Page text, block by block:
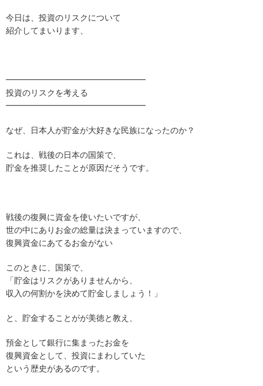
今日は、投資のリスクについて
紹介してまいります、
━━━━━━━━━━━━━━━━━
投資のリスクを考える
━━━━━━━━━━━━━━━━━
なぜ、日本人が貯金が大好きな民族になったのか？
これは、戦後の日本の国策で、
貯金を推奨したことが原因だそうです。
戦後の復興に資金を使いたいですが、
世の中にありお金の総量は決まっていますので、
復興資金にあてるお金がない
このときに、国策で、
「貯金はリスクがありませんから、
収入の何割かを決めて貯金しましょう！」
と、貯金することがが美徳と教え、
預金として銀行に集まったお金を
復興資金として、投資にまわしていた
という歴史があるのです。